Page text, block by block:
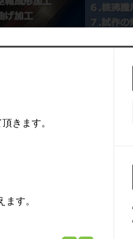
きます。
す。